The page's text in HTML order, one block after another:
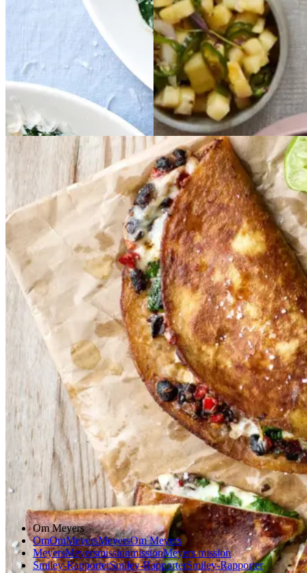
Vegetarisk
Gem opskrift
Vegetarisk
Vegansk
QuesadillaerQuesadi
llaer
med
med
sortesorte
bønner
bønner ogog
rød peberpeber
Gem opskrift
Aftensmad
Vegetarisk
Mexicansk mad
Om Meyers
OmOmMeyersMeyersOm Meyers
MeyersMeyersmissionmissionMeyers mission
Smiley-RapporterSmiley-RapporterSmiley-Rapporter